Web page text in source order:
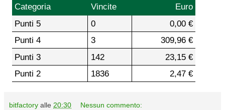
Categoria Vincite
Euro
Punti 5
0
0,00 €
Punti 4
3
309,96 €
Punti 3
142
23,15 €
Punti 2
1836 2,47 €
bitfactory alle 20:30 Nessun commento: